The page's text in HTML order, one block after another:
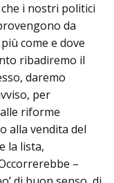
i nostri politici
da
come e dove
ribadiremo il
daremo
per
riforme
alla vendita del
la lista,
–